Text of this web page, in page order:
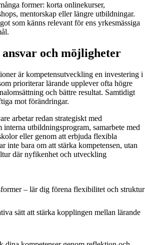
former: korta onlinekurser,
mentorskap eller längre utbildningar.
som känns relevant för ens yrkesmässiga
och möjligheter
är kompetensutveckling en investering i
prioriterar lärande upplever ofta högre
och bättre resultat. Samtidigt
mot förändringar.
arbetar redan strategiskt med
utbildningsprogram, samarbete med
eller genom att erbjuda flexibla
inte bara om att stärka kompetensen, utan
där nyfikenhet och utveckling
– lär dig förena flexibilitet och struktur
sätt att stärka kopplingen mellan lärande